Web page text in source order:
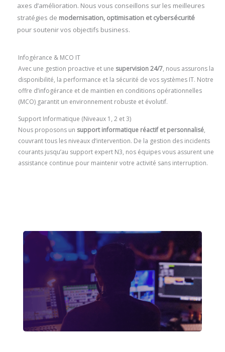
axes d’amélioration. Nous vous conseillons sur les meilleures
stratégies de modernisation, optimisation et cybersécurité
pour soutenir vos objectifs business.
Infogérance & MCO IT
Avec une gestion proactive et une supervision 24/7, nous assurons la
disponibilité, la performance et la sécurité de vos systèmes IT. Notre
offre d’infogérance et de maintien en conditions opérationnelles
(MCO) garantit un environnement robuste et évolutif.
Support Informatique (Niveaux 1, 2 et 3)
Nous proposons un support informatique réactif et personnalisé,
couvrant tous les niveaux d’intervention. De la gestion des incidents
courants jusqu’au support expert N3, nos équipes vous assurent une
assistance continue pour maintenir votre activité sans interruption.